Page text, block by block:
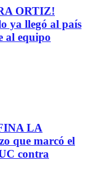
ORTIZ!
ya llegó al país
al equipo
LA
que marcó el
contra